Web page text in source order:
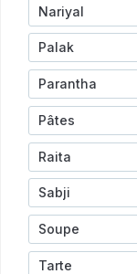
Nariyal
Palak
Parantha
Pâtes
Raita
Sabji
Soupe
Tarte